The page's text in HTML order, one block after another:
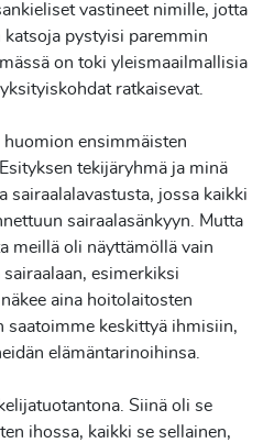
vastineet nimille, jotta
katsoja pystyisi paremmin
on toki yleismaailmallisia
ratkaisevat.
ensimmäisten
tekijäryhmä ja minä
sairaalalavastusta, jossa kaikki
sairaalasänkyyn. Mutta
meillä oli näyttämöllä vain
esimerkiksi
aina hoitolaitosten
saatoimme keskittyä ihmisiin,
elämäntarinoihinsa.
Siinä oli se
ihossa, kaikki se sellainen,